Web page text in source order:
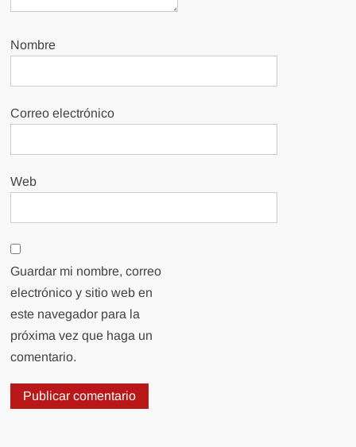
Nombre
Correo electrónico
Web
Guardar mi nombre, correo
electrónico y sitio web en
este navegador para la
próxima vez que haga un
comentario.